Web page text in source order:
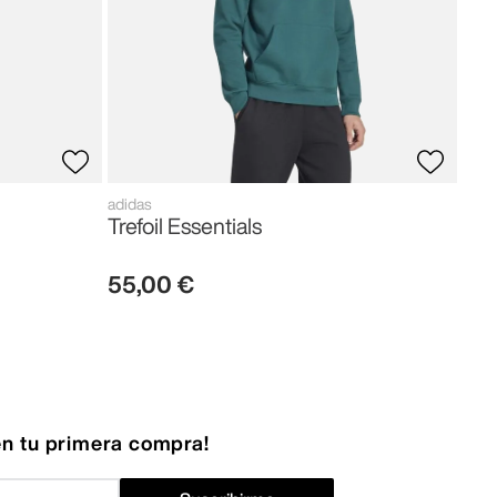
adidas
Trefoil Essentials
55,00 €
tu primera compra!